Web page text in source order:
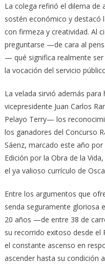
La colega refirió el dilema de
sostén económico y destacó
con firmeza y creatividad. Al
preguntarse —de cara al
— qué significa realmente ser
la vocación del servicio
La velada sirvió además
vicepresidente Juan Carlos
Pelayo Terry— los
los ganadores del Concurso
Sáenz, marcado este año
Edición por la Obra de la
el ya valioso currículo de
Entre los argumentos que
senda seguramente gloriosa
20 años —de entre 38 de
su recorrido exitoso desde el
el constante ascenso en
ascender hasta su condición